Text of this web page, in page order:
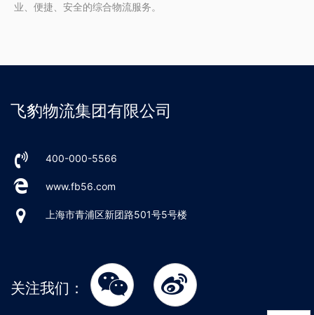
业、便捷、安全的综合物流服务。
飞豹物流集团有限公司
400-000-5566
www.fb56.com
上海市青浦区新团路501号5号楼
关注我们：